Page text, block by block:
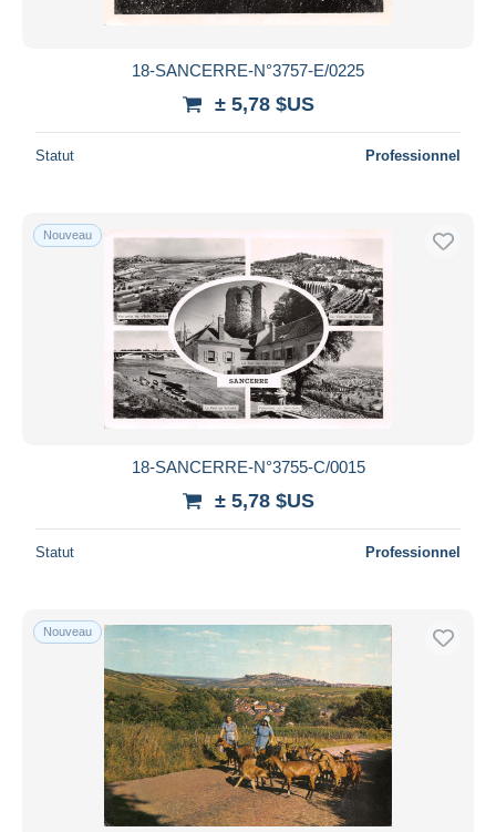
18-SANCERRE-N°3757-E/0225
± 5,78 $US
Statut Professionnel
Nouveau
18-SANCERRE-N°3755-C/0015
± 5,78 $US
Statut Professionnel
Nouveau